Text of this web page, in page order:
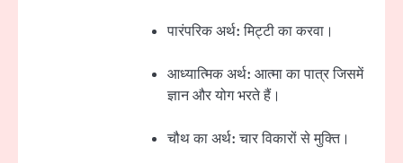
पारंपरिक अर्थ: मिट्टी का करवा।
आध्यात्मिक अर्थ: आत्मा का पात्र जिसमें
ज्ञान और योग भरते हैं।
चौथ का अर्थ: चार विकारों से मुक्ति।